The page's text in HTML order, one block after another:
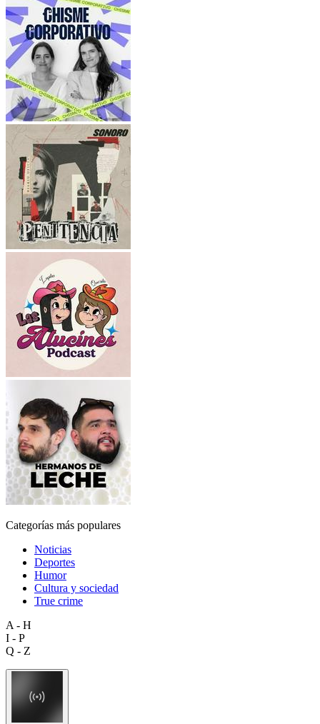
Categorías más populares
Noticias
Deportes
Humor
Cultura y sociedad
True crime
A - H
I - P
Q - Z